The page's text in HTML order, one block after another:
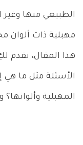
الطبيعي منها وغير
مهبلية ذات ألوان
هذا المقال، نقدم
الأسئلة مثل ما هي
المهبلية